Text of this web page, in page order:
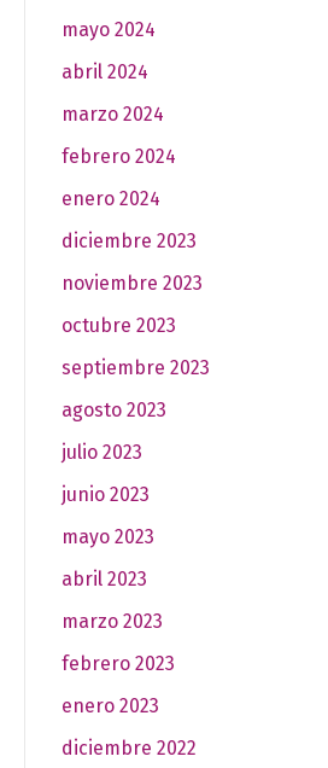
mayo 2024
abril 2024
marzo 2024
febrero 2024
enero 2024
diciembre 2023
noviembre 2023
octubre 2023
septiembre 2023
agosto 2023
julio 2023
junio 2023
mayo 2023
abril 2023
marzo 2023
febrero 2023
enero 2023
diciembre 2022